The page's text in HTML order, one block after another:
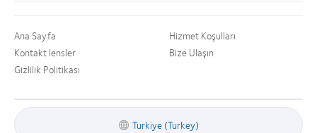
Ana Sayfa
Kontakt lensler
Gizlilik Politikası
Hizmet Koşulları
Bize Ulaşın
Turkiye (Turkey)